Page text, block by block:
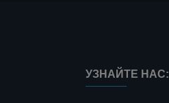
УЗНАЙТЕ НАС: